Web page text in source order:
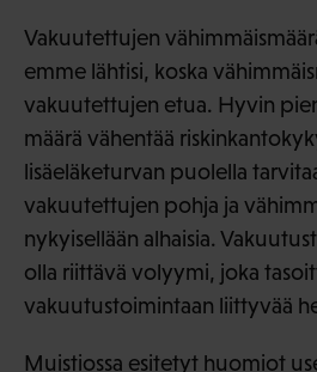
Vakuutettujen
emme lähtisi, koska
vakuutettujen etua. Hyvin
määrä vähentää
lisäeläketurvan puolella
vakuutettujen pohja ja
nykyisellään alhaisia.
olla riittävä volyymi, joka
vakuutustoimintaan liittyvää
Muistiossa esitetyt huomiot